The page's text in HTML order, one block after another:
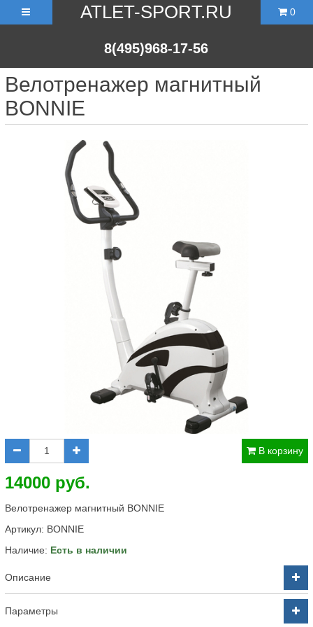
ATLET-SPORT.RU
8(495)968-17-56
0
Велотренажер магнитный
BONNIE
В корзину
14000 руб.
Велотренажер магнитный BONNIE
Артикул: BONNIE
Наличие: Есть в наличии
Описание
Параметры